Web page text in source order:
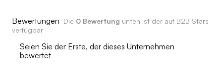
Bewertungen Die 0 Bewertung unten ist der auf B2B Stars
verfügbar
Seien Sie der Erste, der dieses Unternehmen
bewertet